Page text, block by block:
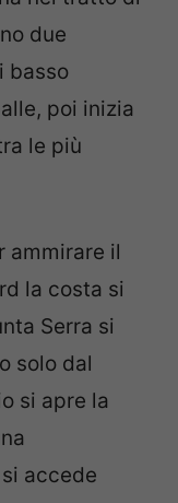
due
basso
poi inizia
le più
ammirare il
la costa si
Serra si
solo dal
si apre la
accede